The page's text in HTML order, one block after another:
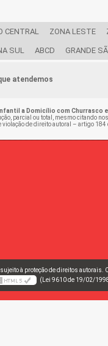
CENTRAL ZONA LESTE
SUL ABCD GRANDE
atendemos
a Domicílio com Churrasco
parcial ou total, mesmo citando
violação de direito autoral – artigo 184
à proteção de direitos autorais.
(Lei 9610 de 19/02/